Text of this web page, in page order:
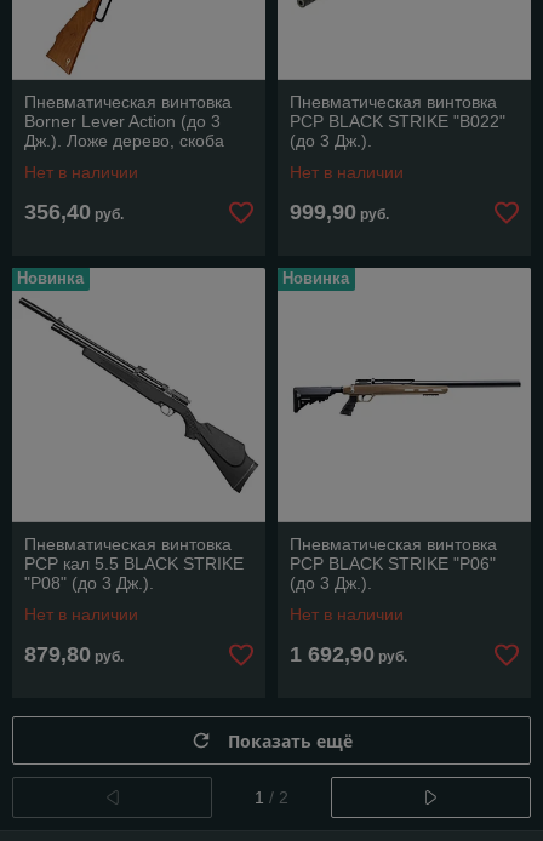
Пневматическая винтовка
Borner Lever Action (до 3
Дж.). Ложе дерево, скоба
Нет в наличии
356,40 руб.
Пневматическая винтовка
РСР BLACK STRIKE "В022"
(до 3 Дж.).
Нет в наличии
999,90 руб.
Новинка
Пневматическая винтовка
РСР кал 5.5 BLACK STRIKE
"Р08" (до 3 Дж.).
Нет в наличии
879,80 руб.
Новинка
Пневматическая винтовка
РСР BLACK STRIKE "Р06"
(до 3 Дж.).
Нет в наличии
1 692,90 руб.
Показать ещё
1 / 2